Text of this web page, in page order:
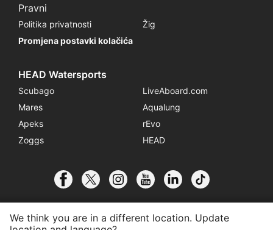
Pravni
Politika privatnosti
Žig
Promjena postavki kolačića
HEAD Watersports
Scubago
LiveAboard.com
Mares
Aqualung
Apeks
rEvo
Zoggs
HEAD
We think you are in a different location. Update